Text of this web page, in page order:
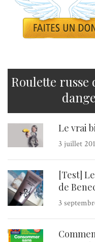
Roulette russe
Le vrai
3 juillet
[Test]
de
3